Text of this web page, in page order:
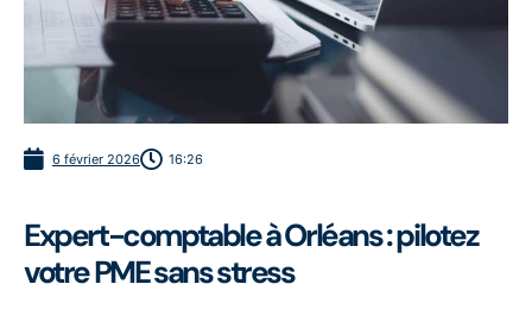
6 février 2026 16:26
Expert-comptable à Orléans : pilotez
votre PME sans stress